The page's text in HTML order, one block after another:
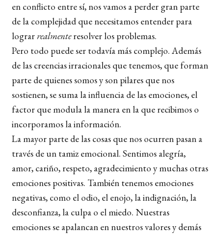
en conflicto entre sí, nos vamos a perder gran parte
de la complejidad que necesitamos entender para
lograrrealmenteresolver los problemas.
Pero todo puede ser todavía más complejo. Además
de las creencias irracionales que tenemos, que forman
parte de quienes somos y son pilares que nos
sostienen, se suma la influencia de las emociones, el
factor que modula la manera en la que recibimos o
incorporamos la información.
La mayor parte de las cosas que nos ocurren pasan a
través de un tamiz emocional. Sentimos alegría,
amor, cariño, respeto, agradecimiento y muchas otras
emociones positivas. También tenemos emociones
negativas, como el odio, el enojo, la indignación, la
desconfianza, la culpa o el miedo. Nuestras
emociones se apalancan en nuestros valores y demás